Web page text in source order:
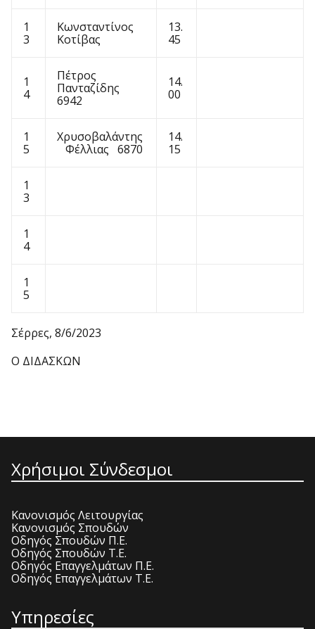
1
3
Κωνσταντίνος
Κοτίβας
13.
45
1
4
Πέτρος
Πανταζίδης
6942
14.
00
1
5
Χρυσοβαλάντης
Φέλλιας 6870
14.
15
1
3
1
4
1
5
Σέρρες, 8/6/2023
Ο ΔΙΔΑΣΚΩΝ
Χρήσιμοι Σύνδεσμοι
Κανονισμός Λειτουργίας
Κανονισμός Σπουδών
Οδηγός Σπουδών Π.Ε.
Οδηγός Σπουδών Τ.Ε.
Οδηγός Επαγγελμάτων Π.Ε.
Οδηγός Επαγγελμάτων Τ.Ε.
Υπηρεσίες